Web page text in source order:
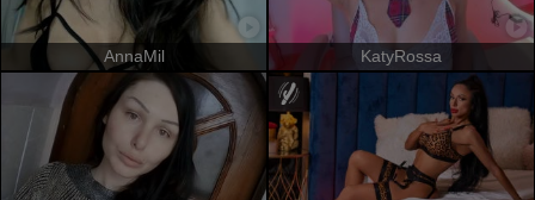
AnnaMil KatyRossa